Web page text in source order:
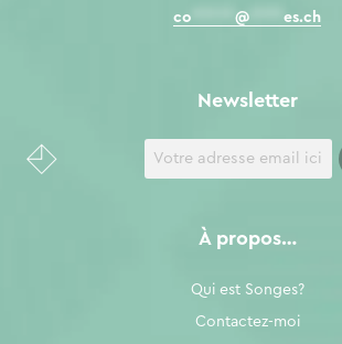
co
@ es.ch
À propos…
Qui est Songes?
Contactez-moi
Newsletter